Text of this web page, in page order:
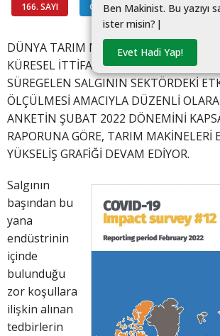
166. SAYI GÜNDEM #
Ben Makinist. Bu yazıyı s
ister misin? |
Evet Hadi Yap!
DÜNYA TARIM MAKİNELERİ
KÜRESEL İTTİFAKI AGRIEVOLUTION
SÜREGELEN SALGININ SEKTÖRDEKİ
ÖLÇÜLMESİ AMACIYLA DÜZENLİ
ANKETİN ŞUBAT 2022 DÖNEMİNİ
RAPORUNA GÖRE, TARIM MAKİNELERİ
YÜKSELİŞ GRAFİĞİ DEVAM EDİYOR.
Salgının
başından bu
yana
endüstrinin
içinde
bulunduğu
zor koşullara
ilişkin alınan
tedbirlerin